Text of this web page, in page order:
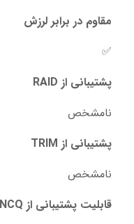
مقاوم در برابر لرزش
✅
پشتیبانی از RAID
نامشخص
پشتیبانی از TRIM
نامشخص
قابلیت پشتیبانی از NCQ